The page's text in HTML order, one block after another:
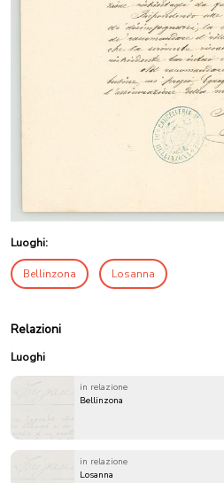
Luoghi:
Bellinzona Losanna
Relazioni
Luoghi
in relazione
Bellinzona
in relazione
Losanna